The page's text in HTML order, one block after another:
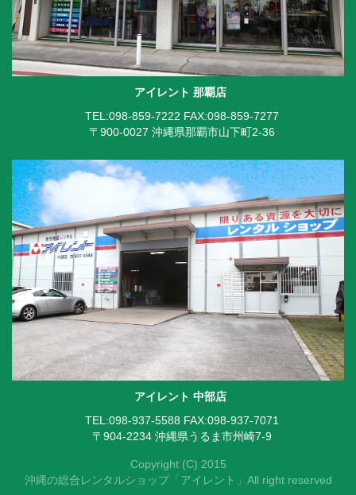
アイレント 那覇店
TEL:098-859-7222 FAX:098-859-7277
〒900-0027 沖縄県那覇市山下町2-36
アイレント 中部店
TEL:098-937-5588 FAX:098-937-7071
〒904-2234 沖縄県うるま市州崎7-9
Copyright (C) 2015
沖縄の総合レンタルショップ「アイレント」All right reserved